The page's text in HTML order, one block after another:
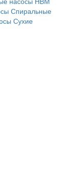
Спиральные
Сухие